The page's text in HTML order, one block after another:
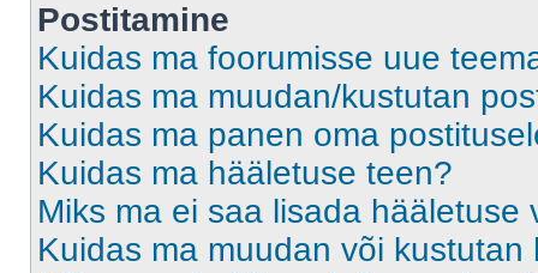
Postitamine
Kuidas ma foorumisse uue
Kuidas ma muudan/kustutan
Kuidas ma panen oma
Kuidas ma hääletuse teen?
Miks ma ei saa lisada hääletuse
Kuidas ma muudan või kustutan